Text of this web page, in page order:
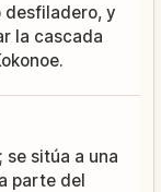
desfiladero, y
la cascada
se sitúa a una
parte del